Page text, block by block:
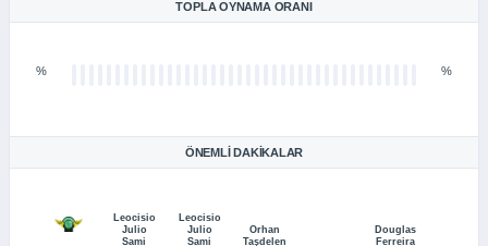
TOPLA OYNAMA ORANI
% %
ÖNEMLI DAKIKALAR
Leocisio
Julio
Sami
Leocisio
Julio
Sami
Orhan
Taşdelen
Douglas
Ferreira